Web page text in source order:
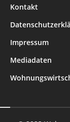
Kontakt
Impressum
Mediadaten